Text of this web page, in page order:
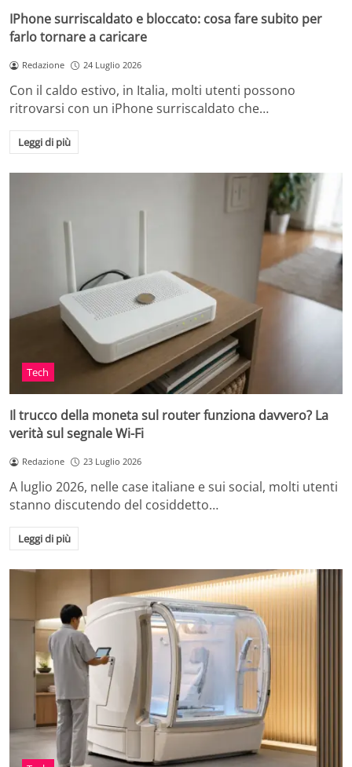
IPhone surriscaldato e bloccato: cosa fare subito per
farlo tornare a caricare
Redazione 24 Luglio 2026
Con il caldo estivo, in Italia, molti utenti possono
ritrovarsi con un iPhone surriscaldato che…
Leggi di più
Tech
Il trucco della moneta sul router funziona davvero? La
verità sul segnale Wi-Fi
Redazione 23 Luglio 2026
A luglio 2026, nelle case italiane e sui social, molti utenti
stanno discutendo del cosiddetto…
Leggi di più